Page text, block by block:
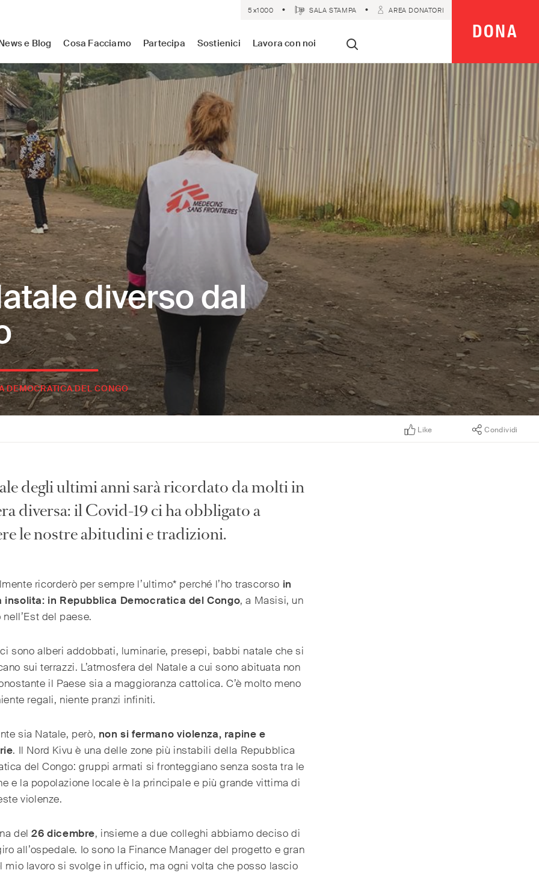
e Blog Cosa Facciamo Partecipa Sostienici Lavora con noi
5×1000 SALA STAMPA AREA DONATORI
DONA
diverso dal
DEMOCRATICA DEL CONGO
Like Condividi
degli ultimi anni sarà ricordato da molti in
diversa: il Covid-19 ci ha obbligato a
le nostre abitudini e tradizioni.
ricorderò per sempre l’ultimo* perché l’ho trascorso in
insolita: in Repubblica Democratica del Congo, a Masisi, un
del paese.
sono alberi addobbati, luminarie, presepi, babbi natale che si
sui terrazzi. L’atmosfera del Natale a cui sono abituata non
il Paese sia a maggioranza cattolica. C’è molto meno
regali, niente pranzi infiniti.
sia Natale, però, non si fermano violenza, rapine e
. Il Nord Kivu è una delle zone più instabili della Repubblica
del Congo: gruppi armati si fronteggiano senza sosta tra le
e la popolazione locale è la principale e più grande vittima di
violenze.
del26 dicembre, insieme a due colleghi abbiamo deciso di
all’ospedale. Io sono la Finance Manager del progetto e gran
mio lavoro si svolge in ufficio, ma ogni volta che posso lascio